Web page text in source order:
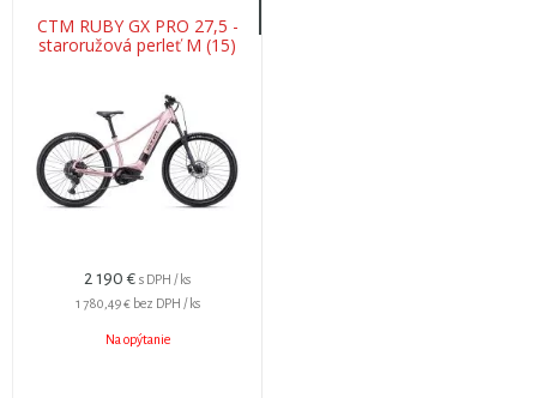
CTM RUBY GX PRO 27,5 -
staroružová perleť M (15)
2 190 € s DPH / ks
1 780,49 € bez DPH / ks
Na opýtanie